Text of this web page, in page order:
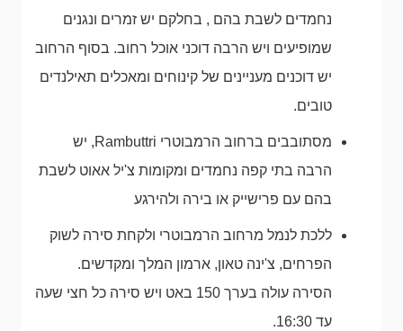
נחמדים לשבת בהם , בחלקם יש זמרים ונגנים
שמופיעים ויש הרבה דוכני אוכל רחוב. בסוף הרחוב
יש דוכנים מעניינים של קינוחים ומאכלים תאילנדים
טובים.
מסתובבים ברחוב הרמבוטרי Rambuttri, יש
הרבה בתי קפה נחמדים ומקומות צ'יל אאוט לשבת
בהם עם פרישייק או בירה ולהירגע
ללכת לנמל מרחוב הרמבוטרי ולקחת סירה לשוק
הפרחים, צ'ינה טאון, ארמון המלך ומקדשים.
הסירה עולה בערך 150 באט ויש סירה כל חצי שעה
עד 16:30.